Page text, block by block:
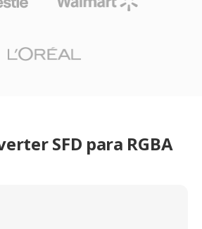
SFD para RGBA